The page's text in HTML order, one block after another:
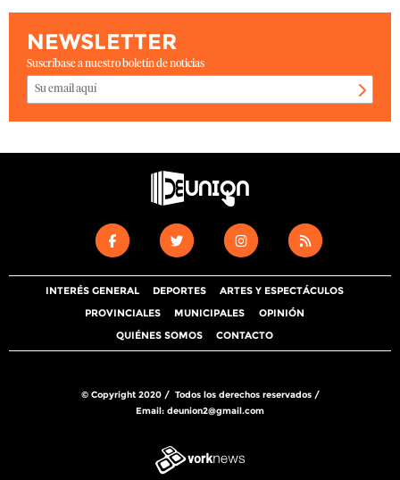
NEWSLETTER
Suscríbase a nuestro boletín de noticias
INTERÉS GENERAL DEPORTES
ARTES Y ESPECTÁCULOS
PROVINCIALES
MUNICIPALES
OPINIÓN
QUIÉNES SOMOS
CONTACTO
© Copyright 2020 / Todos los derechos reservados /
Email: deunion2@gmail.com